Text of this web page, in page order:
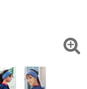
